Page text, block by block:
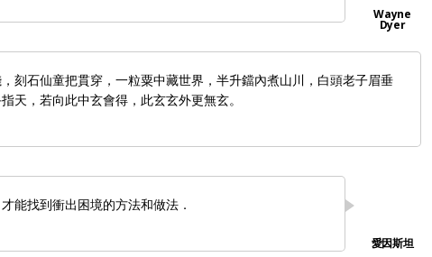
刻石仙童把貫穿，一粒粟中藏世界，半升鐺內煮山川，白頭老子眉垂
天，若向此中玄會得，此玄玄外更無玄。
能找到衝出困境的方法和做法．